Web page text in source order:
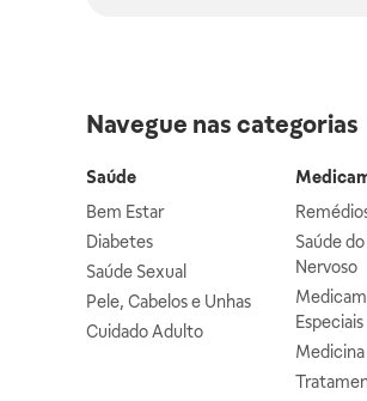
Navegue nas categorias
Saúde
Bem Estar
Diabetes
Saúde Sexual
Pele, Cabelos e Unhas
Cuidado Adulto
Saúde
Nervoso
Especiais
Medicina